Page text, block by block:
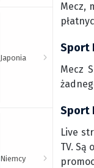
Japonia
Niemcy
Mecz,
Sport
Mecz
Sport
Live
TV.